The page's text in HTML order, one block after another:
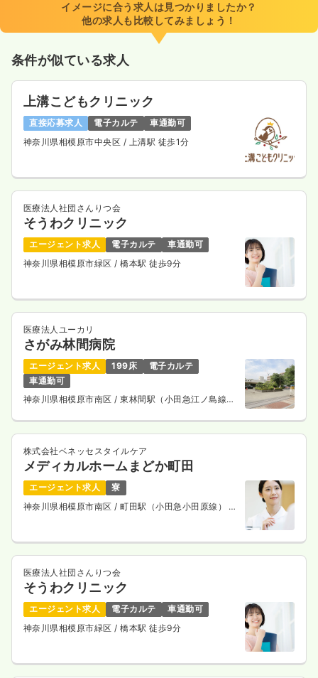
8:45～17:30
日祝休み
年間休日126日 4週8休以上
ブランク可
月給29万円以上可
オペ室(手術室)正・准看護師 一般＋療養
日勤のみ（常勤）
時間 8:45～17:30
気になる 詳細を見る
給与 33.8〜42.8万円
※一例
時間 8:45～17:30
4週8休以上
ブランク可 第二新卒可 月給40万円以上可
気になる 詳細を見る
日勤のみ（パート） 一時募集休止
給与 時給1,400円〜
ブランク可
第二新卒可 時給1,400円以上可
気になる
イメージに合う求人は見つかりましたか？
他の求人も比較してみましょう！
条件が似ている求人
上溝こどもクリニック
直接応募求人 電子カルテ
車通勤可
神奈川県相模原市中央区 / 上溝駅 徒歩1分
医療法人社団さんりつ会
そうわクリニック
エージェント求人 電子カルテ
車通勤可
神奈川県相模原市緑区 / 橋本駅 徒歩9分
医療法人ユーカリ
さがみ林間病院
エージェント求人 199床
電子カルテ
車通勤可
神奈川県相模原市南区/ 東林間駅（小田急江ノ島線）
株式会社ベネッセスタイルケア
メディカルホームまどか町田
エージェント求人
寮
神奈川県相模原市南区 / 町田駅（小田急小田原線） 徒
医療法人社団さんりつ会
そうわクリニック
エージェント求人 電子カルテ
車通勤可
神奈川県相模原市緑区 / 橋本駅 徒歩9分